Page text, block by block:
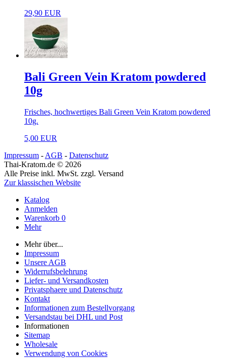
29,90 EUR
Bali Green Vein Kratom powdered
10g
Frisches, hochwertiges Bali Green Vein Kratom powdered
10g.
5,00 EUR
Impressum - AGB - Datenschutz
Thai-Kratom.de © 2026
Alle Preise inkl. MwSt. zzgl. Versand
Zur klassischen Website
Katalog
Anmelden
Warenkorb 0
Mehr
Mehr über...
Impressum
Unsere AGB
Widerrufsbelehrung
Liefer- und Versandkosten
Privatsphaere und Datenschutz
Kontakt
Informationen zum Bestellvorgang
Versandstau bei DHL und Post
Informationen
Sitemap
Wholesale
Verwendung von Cookies